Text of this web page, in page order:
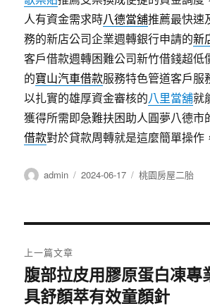
人有資金需求時八德當舖推薦最快速
務的新店公司企業週轉銀行申請的新
客戶借款週轉困難公司新竹借錢超低
的寶山汽車借款服務特色管道客戶服
以扎實的雄厚資金審核的八里當舖就
獲得所需即急難扶困助人圓夢八德市
借款對於貸款周轉就是這麼簡單操作
作
admin
發
2024-06-17
分
桃園房屋二胎
章
導
上一篇文章
上
一
腹部拉皮用膠原蛋白凍專
具舒顏萃有效童顏針